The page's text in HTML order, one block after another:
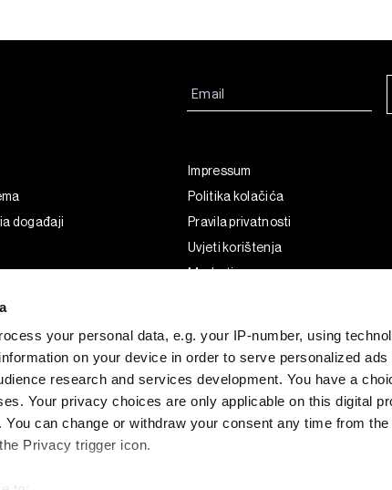
your personal data, e.g. your IP-number, using
on your device in order to serve personalized ads
research and services development. You have a
Your privacy choices are only applicable on this digital
can change or withdraw your consent any time from
Privacy trigger icon.
događaji
Impressum
Politika kolačića
Pravila privatnosti
Uvjeti korištenja
Marketing